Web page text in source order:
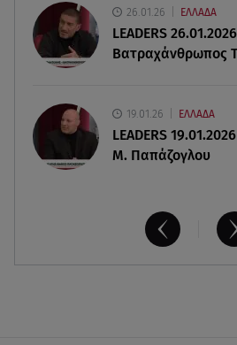
από μεζονέτα26.01.26 ΕΛΛΑΔΑ
LEADERS
Βατραχάνθρωπος
19.01.26 ΕΛΛΑΔΑ
LEADERS
Μ. Παπάζογλου